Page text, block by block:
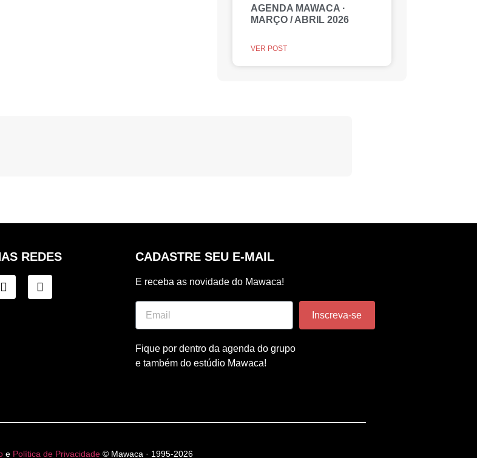
AGENDA MAWACA ·
MARÇO / ABRIL 2026
VER POST
REDES CADASTRE SEU E-MAIL
E receba as novidade do Mawaca!
Inscreva-se
Fique por dentro da agenda do grupo
e também do estúdio Mawaca!
e Política de Privacidade© Mawaca · 1995-2026